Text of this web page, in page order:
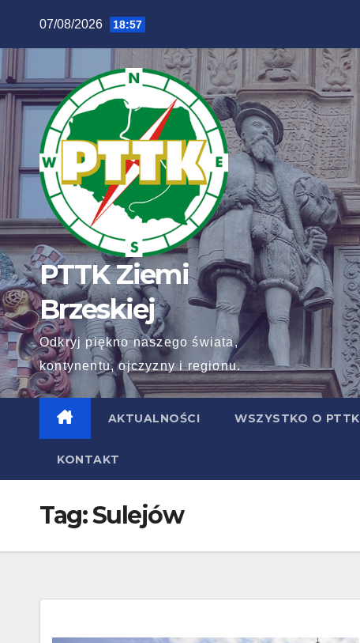
07/08/2026 18:57
PTTK Ziemi
Brzeskiej
Odkryj piękno naszego świata,
kontynentu, ojczyzny i regionu.
AKTUALNOŚCI WSZYSTKO O PTTK
KONTAKT
Tag:Sulejów